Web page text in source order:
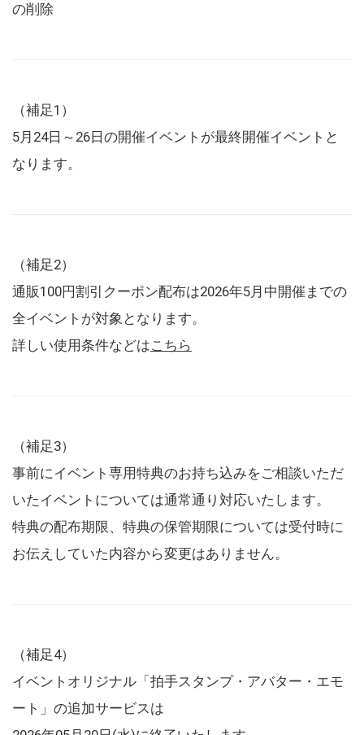
の削除
（補足1）
5月24日～26日の開催イベントが最終開催イベントと
なります。
（補足2）
通販100円割引クーポン配布は2026年5月中開催までの
全イベントが対象となります。
詳しい使用条件などはこちら
（補足3）
事前にイベント専用特典のお持ち込みをご相談いただ
いたイベントについては通常通り対応いたします。
特典の配布期限、特典の保管期限については受付時に
お伝えしていた内容から変更はありません。
（補足4）
イベントオリジナル「拍手スタンプ・アバター・エモ
ート」の追加サービスは